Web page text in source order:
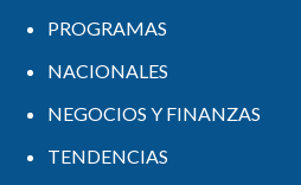
PROGRAMAS
NACIONALES
NEGOCIOS Y FINANZAS
TENDENCIAS